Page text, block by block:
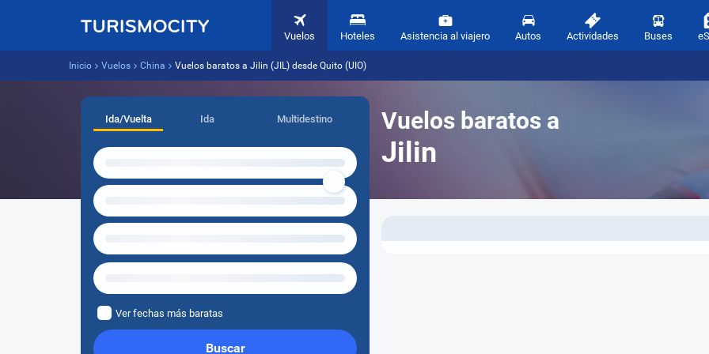
Vuelos Hoteles Asistencia al viajero Autos Actividades Buses
Inicio Vuelos China Vuelos baratos a Jilin (JIL) desde Quito (UIO)
Vuelos baratos a
Jilin
Ida/Vuelta Ida Multidestino
Ver fechas más baratas
Buscar